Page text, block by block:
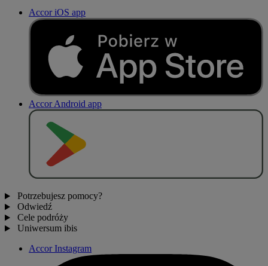
Accor iOS app
Accor Android app
Potrzebujesz pomocy?
Odwiedź
Cele podróży
Uniwersum ibis
Accor Instagram